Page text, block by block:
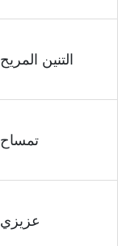
التنين المريح
تمساح
عزيزي